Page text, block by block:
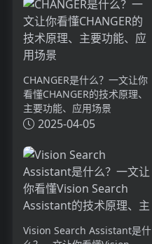
CHANGER是什么？一文让你
看懂CHANGER的技术原理、
主要功能、应用场景
2025-04-05
Vision Search Assistant是什